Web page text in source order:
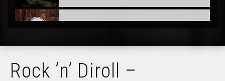
Rock ’n’ Diroll –